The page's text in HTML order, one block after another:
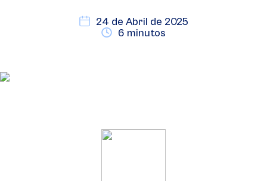
24 de Abril de 2025
6 minutos